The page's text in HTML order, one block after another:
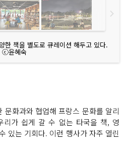
한 책을 별도로 큐레이션 해두고 있다.
ⓒ윤혜숙
문화과와 협업해 프랑스 문화를 알리
리가 쉽게 갈 수 없는 타국을 책, 영
있는 기회다. 이런 행사가 자주 열린